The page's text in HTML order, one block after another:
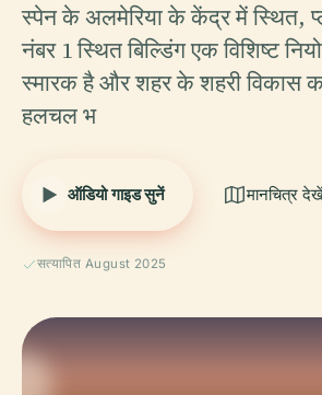
स्पेन के अलमेरिया के केंद्र में स्थित,
नंबर 1 स्थित बिल्डिंग एक विशिष्ट
स्मारक है और शहर के शहरी विकास
हलचल भ
ऑडियो गाइड सुनें मानचित्र
सत्यापित August 2025